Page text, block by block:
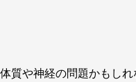
質や神経の問題かもしれ